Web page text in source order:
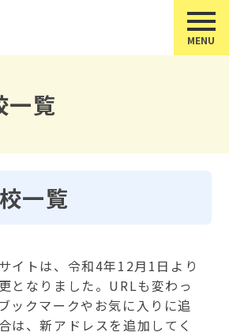
一覧
一覧
イトは、令和4年12月1日より
となりました。URLも変わっ
ックマークやお気に入りに追
は、新アドレスを追加してく